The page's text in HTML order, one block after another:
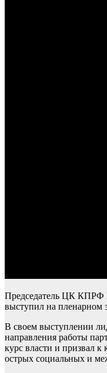
Председатель ЦК КПРФ
выступил на пленарном
В своем выступлении
направления работы
курс власти и призвал
острых социальных и